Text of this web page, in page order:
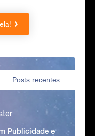
Posts recentes
Publicidade e